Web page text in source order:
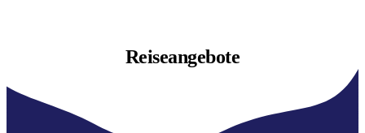
Reiseangebote